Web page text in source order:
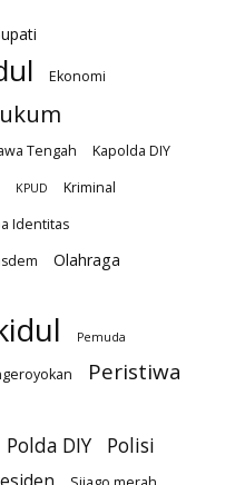
Ekonomi
Tengah
Kapolda DIY
KPUD
Kriminal
Identitas
Olahraga
Pemuda
Peristiwa
Polda DIY
Polisi